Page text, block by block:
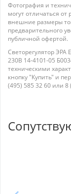
Фотография и
могут отличаться
внешние размеры
предварительного
публичной офертой.
Светорегулятор
230В 14-4101-05
техническими
кнопку "Купить" и
(495) 585 32 60 или 8